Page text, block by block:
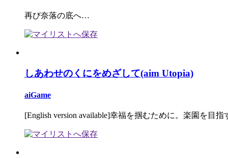
再び奈落の底へ…
しあわせのくにをめざして(aim Utopia)
aiGame
[English version available]幸福を掴むために。楽園を目指